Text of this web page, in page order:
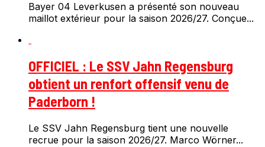
Bayer 04 Leverkusen a présenté son nouveau
maillot extérieur pour la saison 2026/27. Conçue...
OFFICIEL : Le SSV Jahn Regensburg
obtient un renfort offensif venu de
Paderborn !
Le SSV Jahn Regensburg tient une nouvelle
recrue pour la saison 2026/27. Marco Wörner...